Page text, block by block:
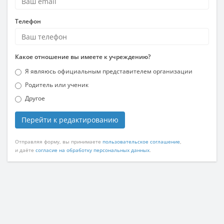
Телефон
Какое отношение вы имеете к учреждению?
Я являюсь официальным представителем организации
Родитель или ученик
Другое
Перейти к редактированию
Отправляя форму, вы принимаете пользовательское соглашение,
и даёте согласие на обработку персональных данных.